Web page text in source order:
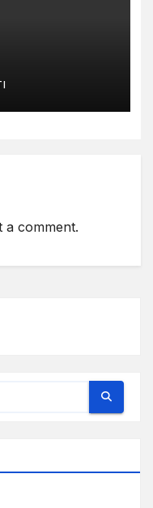
a comment.